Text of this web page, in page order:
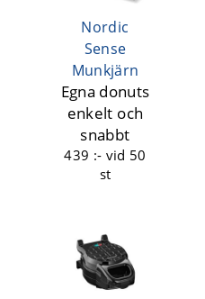
Nordic
Sense
Munkjärn
Egna donuts
enkelt och
snabbt
439 :- vid 50
st